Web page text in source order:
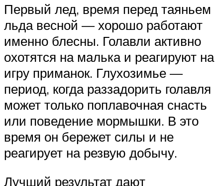
Первый лед, время перед таяньем
льда весной — хорошо работают
именно блесны. Голавли активно
охотятся на малька и реагируют на
игру приманок. Глухозимье —
период, когда раззадорить голавля
может только поплавочная снасть
или поведение мормышки. В это
время он бережет силы и не
реагирует на резвую добычу.
Лучший результат дают